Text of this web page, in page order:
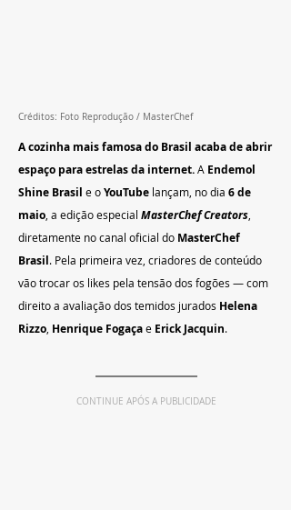
Créditos: Foto Reprodução / MasterChef
A cozinha mais famosa do Brasil acaba de abrir
espaço para estrelas da internet. A Endemol
Shine Brasil e o YouTube lançam, no dia 6 de
maio, a edição especial MasterChef Creators,
diretamente no canal oficial do MasterChef
Brasil. Pela primeira vez, criadores de conteúdo
vão trocar os likes pela tensão dos fogões — com
direito a avaliação dos temidos jurados Helena
Rizzo, Henrique Fogaça e Erick Jacquin.
CONTINUE APÓS A PUBLICIDADE